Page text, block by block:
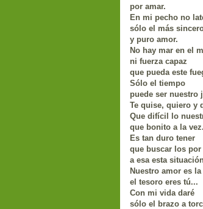
por amar.
En mi pecho no
sólo el más
y puro amor.
No hay mar en el
ni fuerza capaz
que pueda este
Sólo el tiempo
puede ser nuestro
Te quise, quiero y
Que difícil lo
que bonito a la vez.
Es tan duro tener
que buscar los por
a esa esta
Nuestro amor es
el tesoro eres tú...
Con mi vida daré
sólo el brazo a